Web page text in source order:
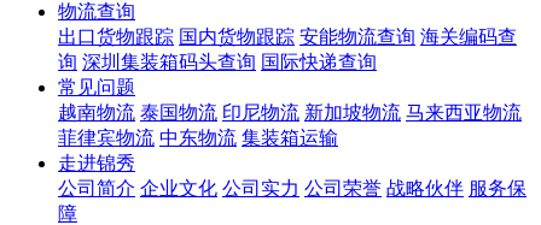
物流查询
出口货物跟踪 国内货物跟踪 安能物流查询 海关编码查
询 深圳集装箱码头查询 国际快递查询
常见问题
越南物流 泰国物流 印尼物流 新加坡物流 马来西亚物流
菲律宾物流 中东物流 集装箱运输
走进锦秀
公司简介 企业文化 公司实力 公司荣誉 战略伙伴 服务保
障